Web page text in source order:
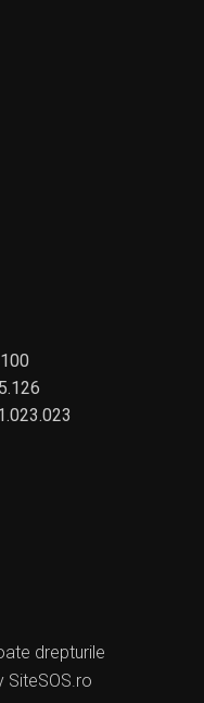
drepturile
SiteSOS.ro